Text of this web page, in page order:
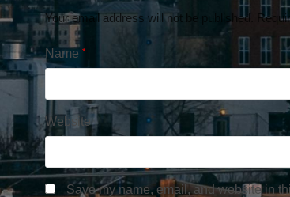
Your email address will not be published.
Name *
Website
Save my name, email, and website in